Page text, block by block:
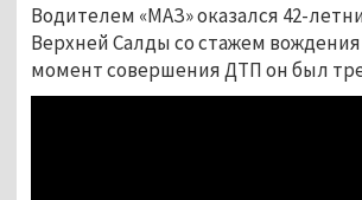
Водителем «МАЗ» оказался 42-
Верхней Салды со стажем вождения
момент совершения ДТП он был